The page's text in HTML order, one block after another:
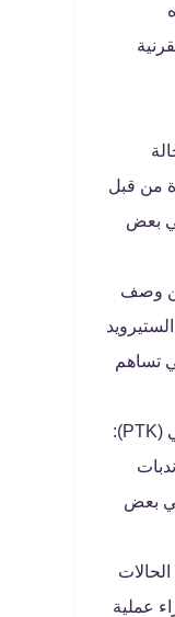
من قبل
بعض
وصف
تساهم
استئصال القرنية العلاجي الضوئي (PTK):
بعض
عملية